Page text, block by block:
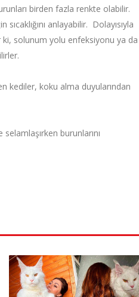
birden fazla renkte olabilir.
anlayabilir. Dolayısıyla
solunum yolu enfeksiyonu ya da
kediler, koku alma duyularından
burunlarını